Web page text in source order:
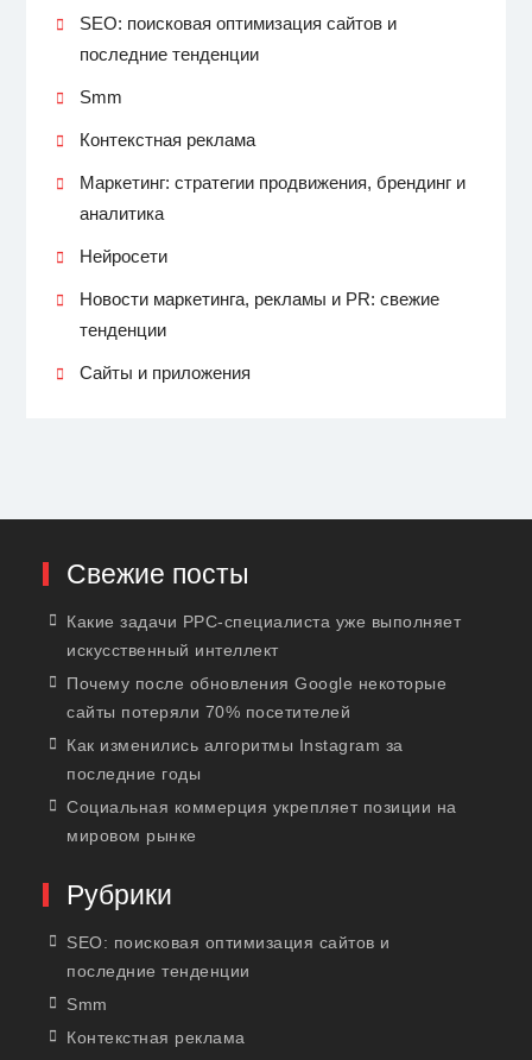
SEO: поисковая оптимизация сайтов и
последние тенденции
Smm
Контекстная реклама
Маркетинг: стратегии продвижения, брендинг и
аналитика
Нейросети
Новости маркетинга, рекламы и PR: свежие
тенденции
Сайты и приложения
Свежие посты
Какие задачи PPC-специалиста уже выполняет
искусственный интеллект
Почему после обновления Google некоторые
сайты потеряли 70% посетителей
Как изменились алгоритмы Instagram за
последние годы
Социальная коммерция укрепляет позиции на
мировом рынке
Рубрики
SEO: поисковая оптимизация сайтов и
последние тенденции
Smm
Контекстная реклама